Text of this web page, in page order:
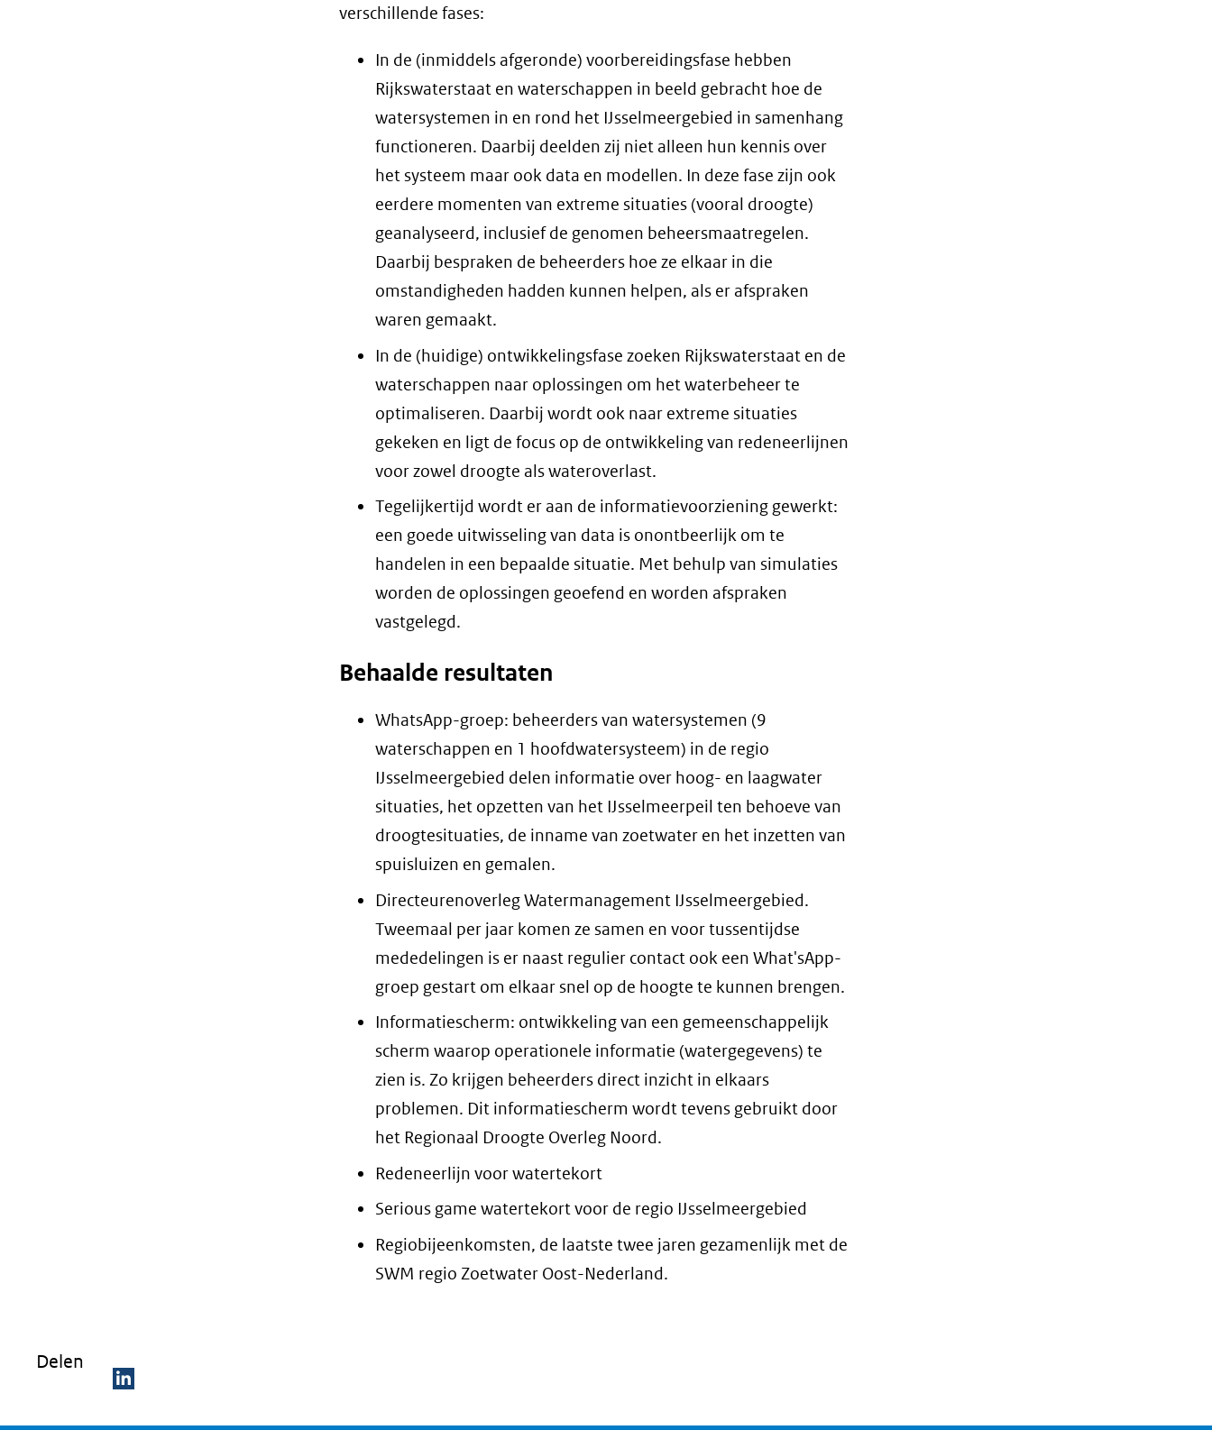
verschillende fases:
In de (inmiddels afgeronde) voorbereidingsfase hebben
Rijkswaterstaat en waterschappen in beeld gebracht hoe de
watersystemen in en rond het IJsselmeergebied in samenhang
functioneren. Daarbij deelden zij niet alleen hun kennis over
het systeem maar ook data en modellen. In deze fase zijn ook
eerdere momenten van extreme situaties (vooral droogte)
geanalyseerd, inclusief de genomen beheersmaatregelen.
Daarbij bespraken de beheerders hoe ze elkaar in die
omstandigheden hadden kunnen helpen, als er afspraken
waren gemaakt.
In de (huidige) ontwikkelingsfase zoeken Rijkswaterstaat en de
waterschappen naar oplossingen om het waterbeheer te
optimaliseren. Daarbij wordt ook naar extreme situaties
gekeken en ligt de focus op de ontwikkeling van redeneerlijnen
voor zowel droogte als wateroverlast.
Tegelijkertijd wordt er aan de informatievoorziening gewerkt:
een goede uitwisseling van data is onontbeerlijk om te
handelen in een bepaalde situatie. Met behulp van simulaties
worden de oplossingen geoefend en worden afspraken
vastgelegd.
Behaalde resultaten
WhatsApp-groep: beheerders van watersystemen (9
waterschappen en 1 hoofdwatersysteem) in de regio
IJsselmeergebied delen informatie over hoog- en laagwater
situaties, het opzetten van het IJsselmeerpeil ten behoeve van
droogtesituaties, de inname van zoetwater en het inzetten van
spuisluizen en gemalen.
Directeurenoverleg Watermanagement IJsselmeergebied.
Tweemaal per jaar komen ze samen en voor tussentijdse
mededelingen is er naast regulier contact ook een What'sApp-
groep gestart om elkaar snel op de hoogte te kunnen brengen.
Informatiescherm: ontwikkeling van een gemeenschappelijk
scherm waarop operationele informatie (watergegevens) te
zien is. Zo krijgen beheerders direct inzicht in elkaars
problemen. Dit informatiescherm wordt tevens gebruikt door
het Regionaal Droogte Overleg Noord.
Redeneerlijn voor watertekort
Serious game watertekort voor de regio IJsselmeergebied
Regiobijeenkomsten, de laatste twee jaren gezamenlijk met de
SWM regio Zoetwater Oost-Nederland.
Delen